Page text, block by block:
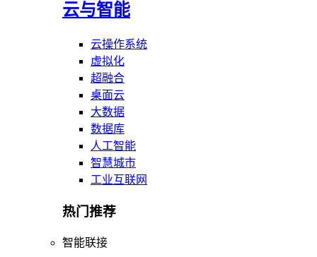
云与智能
云操作系统
虚拟化
超融合
桌面云
大数据
数据库
人工智能
智慧城市
工业互联网
热门推荐
智能联接